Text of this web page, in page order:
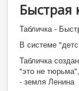
Быстрая
Табличка -
В системе
Табличка
"это не
- земля Ленина